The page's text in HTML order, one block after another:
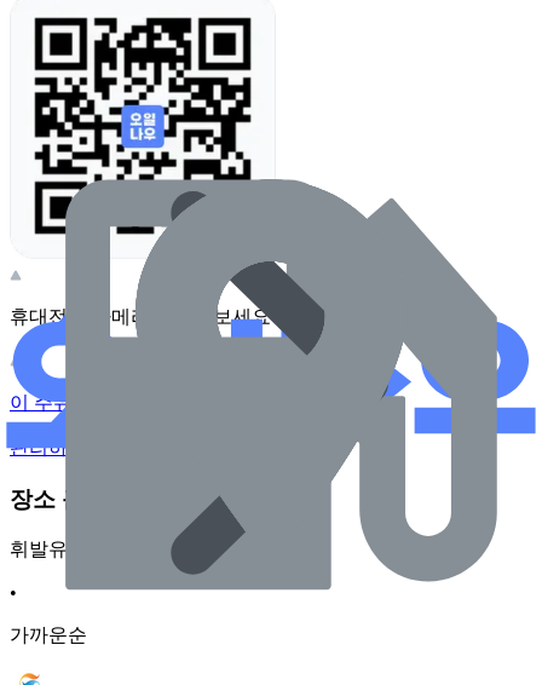
휴대전화 카메라로 찍어보세요
이 주유소의 사장님이신가요?
관리하기
장소 근처 주유소
휘발유
•
가까운순